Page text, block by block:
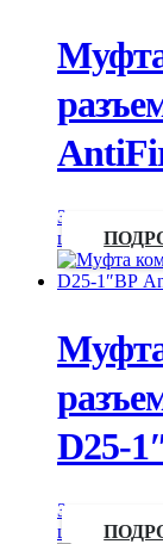
Запросить
цену
D25-
Запросить
цену